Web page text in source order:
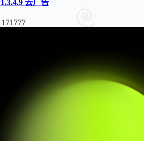
去广告
171777